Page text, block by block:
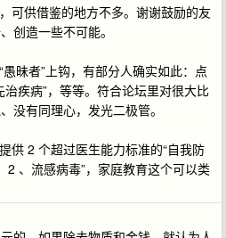
可供借鉴的地方不多。谢谢鼓励的友
创造一些不可能。
昧者”上钩，有部分人确实如此：点
疾病”，等等。符合论坛里对很大比
没有同理心，发光二极管。
供 2 个超过医生能力标准的“自我防
2 、流感病毒”，家庭教育这个可以类